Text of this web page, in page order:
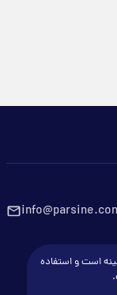
است و استفاده